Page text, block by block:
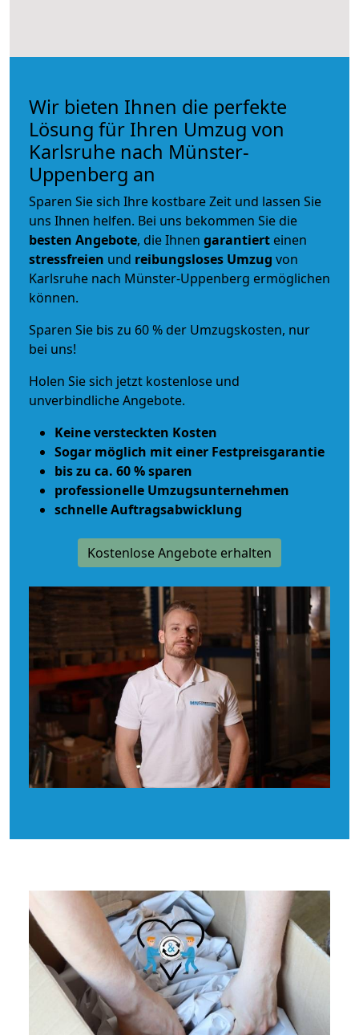
Wir bieten Ihnen die perfekte
Lösung für Ihren Umzug von
Karlsruhe nach Münster-
Uppenberg an
Sparen Sie sich Ihre kostbare Zeit und lassen Sie
uns Ihnen helfen. Bei uns bekommen Sie die
besten Angebote, die Ihnen garantiert einen
stressfreien und reibungsloses Umzug von
Karlsruhe nach Münster-Uppenberg ermöglichen
können.
Sparen Sie bis zu 60 % der Umzugskosten, nur
bei uns!
Holen Sie sich jetzt kostenlose und
unverbindliche Angebote.
Keine versteckten Kosten
Sogar möglich mit einer Festpreisgarantie
bis zu ca. 60 % sparen
professionelle Umzugsunternehmen
schnelle Auftragsabwicklung
Kostenlose Angebote erhalten